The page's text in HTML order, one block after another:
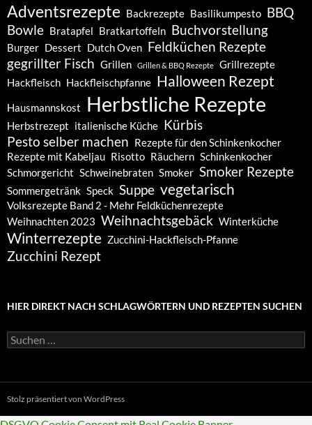
Adventsrezepte Backrezepte Basilikumpesto BBQ
Bowle Bratapfel Bratkartoffeln Buchvorstellung
Burger Dessert Dutch Oven Feldküchen Rezepte
gegrillter Fisch Grillen Grillen & BBQ Rezepte
Grillrezepte
Hackfleisch Hackfleischpfanne Halloween Rezept
Hausmannskost Herbstliche Rezepte
Herbstrezept italienische Küche Kürbis
Pesto selber machen Rezepte für den Schinkenkocher
Rezepte mit Kabeljau Risotto Räuchern Schinkenkocher
Schmorgericht Schweinebraten Smoker Smoker Rezepte
Sommergetränk Speck Suppe vegetarisch
Volksrezepte Band 2 - Mehr Feldküchenrezepte
Weihnachten 2023 Weihnachtsgebäck Winterküche
Winterrezepte Zucchini-Hackfleisch-Pfanne
Zucchini Rezept
HIER DIREKT NACH SCHLAGWÖRTERN UND REZEPTEN SUCHEN
Suchen
nach:
Stolz präsentiert von WordPress